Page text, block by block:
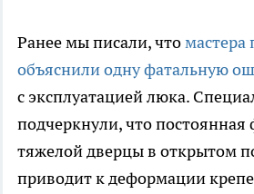
Ранее мы писали, чтомастера
объяснили одну фатальную
с эксплуатацией люка.
подчеркнули, что постоянная
тяжелой дверцы в открытом
приводит к деформации